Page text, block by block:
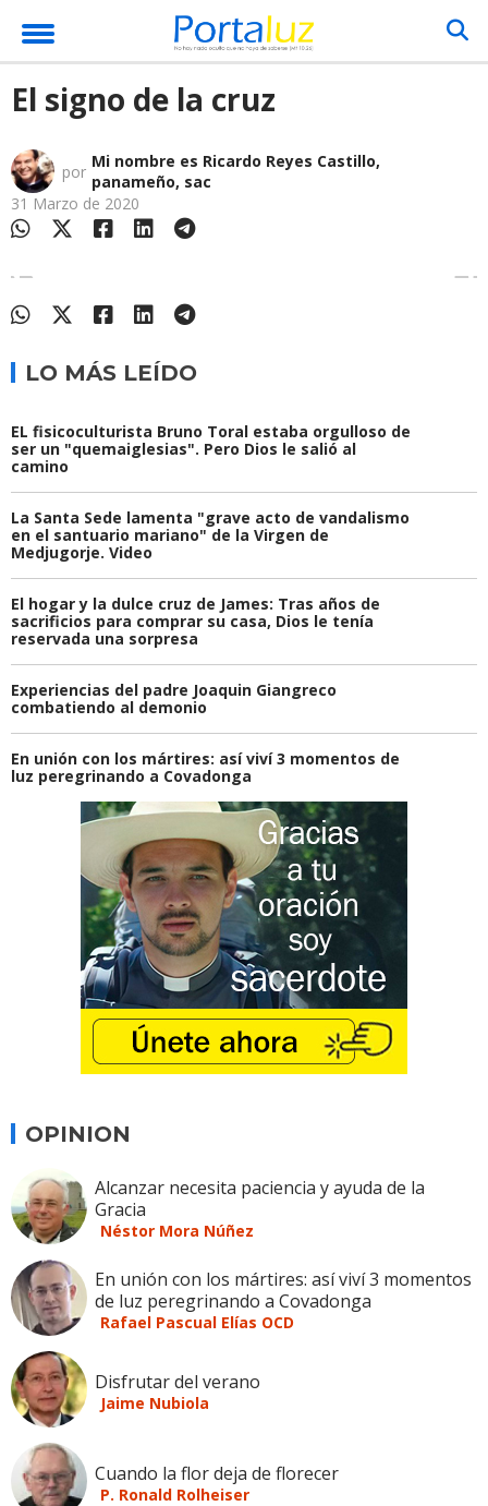
El signo de la cruz
por Mi nombre es Ricardo Reyes Castillo,
panameño, sac
31 Marzo de 2020
LO MÁS LEÍDO
EL fisicoculturista Bruno Toral estaba orgulloso de
ser un "quemaiglesias". Pero Dios le salió al
camino
La Santa Sede lamenta "grave acto de vandalismo
en el santuario mariano" de la Virgen de
Medjugorje. Video
El hogar y la dulce cruz de James: Tras años de
sacrificios para comprar su casa, Dios le tenía
reservada una sorpresa
Experiencias del padre Joaquin Giangreco
combatiendo al demonio
En unión con los mártires: así viví 3 momentos de
luz peregrinando a Covadonga
OPINION
Alcanzar necesita paciencia y ayuda de la
Gracia
Néstor Mora Núñez
En unión con los mártires: así viví 3 momentos
de luz peregrinando a Covadonga
Rafael Pascual Elías OCD
Disfrutar del verano
Jaime Nubiola
Cuando la flor deja de florecer
P. Ronald Rolheiser